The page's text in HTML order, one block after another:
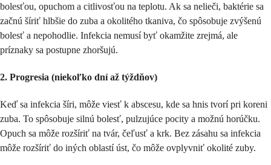
bolesťou, opuchom a citlivosťou na teplotu. Ak sa nelieči, baktérie sa
začnú šíriť hlbšie do zuba a okolitého tkaniva, čo spôsobuje zvýšenú
bolesť a nepohodlie. Infekcia nemusí byť okamžite zrejmá, ale
príznaky sa postupne zhoršujú.
2. Progresia (niekoľko dní až týždňov)
Keď sa infekcia šíri, môže viesť k abscesu, kde sa hnis tvorí pri koreni
zuba. To spôsobuje silnú bolesť, pulzujúce pocity a možnú horúčku.
Opuch sa môže rozšíriť na tvár, čeľusť a krk. Bez zásahu sa infekcia
môže rozšíriť do iných oblastí úst, čo môže ovplyvniť okolité zuby.